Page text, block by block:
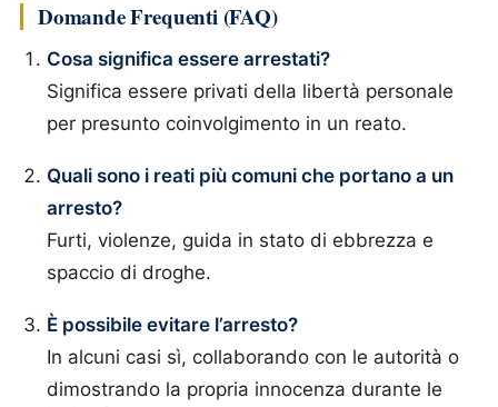
Domande Frequenti (FAQ)
Cosa significa essere arrestati?
Significa essere privati della libertà personale
per presunto coinvolgimento in un reato.
Quali sono i reati più comuni che portano a un
arresto?
Furti, violenze, guida in stato di ebbrezza e
spaccio di droghe.
È possibile evitare l’arresto?
In alcuni casi sì, collaborando con le autorità o
dimostrando la propria innocenza durante le